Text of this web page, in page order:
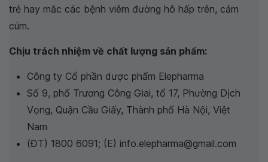
trẻ hay mắc các bệnh viêm đường hô hấp trên, cảm
cúm.
Chịu trách nhiệm về chất lượng sản phẩm:
Công ty Cổ phần dược phẩm Elepharma
Số 9, phố Trương Công Giai, tổ 17, Phường Dịch
Vọng, Quận Cầu Giấy, Thành phố Hà Nội, Việt
Nam
(ĐT) 1800 6091; (E) info.elepharma@gmail.com